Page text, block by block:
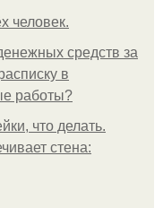
человек.
средств за
в
работы?
что делать.
стена: